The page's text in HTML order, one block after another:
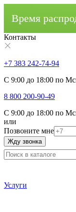
Время
Контакты
+7 383 242-74-94
С 9:00 до 18:00 по
8 800 200-90-49
С 9:00 до 18:00 по
или
Позвоните мне
Жду звонка
Услуги